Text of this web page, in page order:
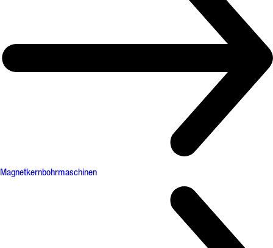
Magnetkernbohrmaschinen